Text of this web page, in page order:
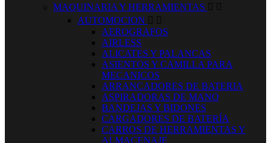
MAQUINARIA Y HERRAMIENTAS  
AUTOMOCION  
AEROGRAFOS
AIRLESS
ALICATES Y PALANCAS
ASIENTOS Y CAMILLA PARA
MECANICOS
ARRANCADORES DE BATERIA
ASPIRADORAS DE MANO
BANDEJAS Y BIDONES
CARGADORES DE BATERÍA
CARROS DE HERRAMIENTAS Y
ALMACENAJE